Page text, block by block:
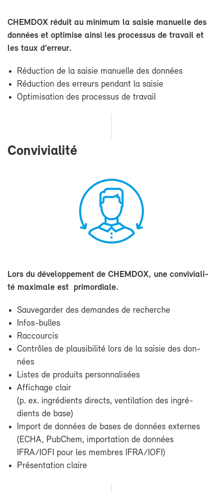
CHEM­DOX ré­duit au mi­ni­mum la sai­sie ma­nuelle des
don­nées et op­ti­mise ain­si les pro­ces­sus de tra­vail et
les taux d'er­reur.
Ré­duc­tion de la sai­sie ma­nuelle des don­nées
Ré­duc­tion des er­reurs pen­dant la sai­sie
Op­ti­mi­sa­tion des pro­ces­sus de tra­vail
Convi­via­li­té
Lors du dé­ve­lop­pe­ment de CHEM­DOX, une convi­via­li­
té maxi­male est pri­mor­diale.
Sau­ve­gar­der des de­mandes de re­cherche
Infos-​bulles
Rac­cour­cis
Contrôles de plau­si­bi­li­té lors de la sai­sie des don­
nées
Listes de pro­duits per­son­na­li­sées
Af­fi­chage clair
(p. ex. in­gré­dients di­rects, ven­ti­la­tion des in­gré­
dients de base)
Im­port de don­nées de bases de don­nées ex­ternes
(ECHA, Pub­Chem, im­por­ta­tion de don­nées
IFRA/IO­FI pour les membres IFRA/IO­FI)
Pré­sen­ta­tion claire